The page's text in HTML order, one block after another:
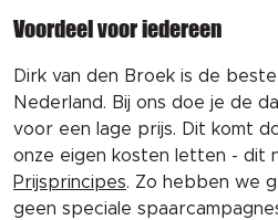
Voordeel voor iedereen
Dirk van den Broek is de
Nederland. Bij ons doe je de
voor een lage prijs. Dit komt
onze eigen kosten letten - dit
Prijsprincipes. Zo hebben we
geen speciale